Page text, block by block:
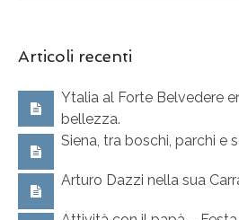
Articoli recenti
Ytalia al Forte Belvedere
bellezza.
Siena, tra boschi, parchi e
Arturo Dazzi nella sua